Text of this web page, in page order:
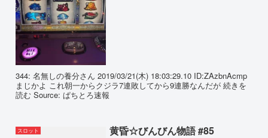
344: 名無しの養分さん 2019/03/21(木) 18:03:29.10 ID:ZAzbnAcmp
まじかよ これ朝一からクジラ7連敗してから9連勝なんだが 続きを
読む Source: ぱちとろ速報
スロット 黄昏☆びんびん物語 #85